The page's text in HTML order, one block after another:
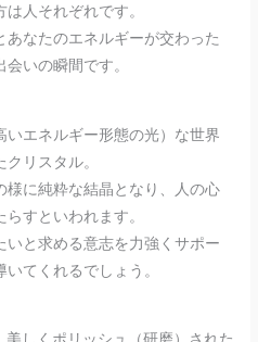
人それぞれです。
なたのエネルギーが交わった
いの瞬間です。
エネルギー形態の光）な世界
リスタル。
様に純粋な結晶となり、人の心
すといわれます。
と求める意志を力強くサポー
てくれるでしょう。